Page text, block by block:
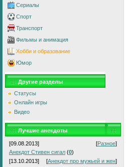
Сериалы
Спорт
Транспорт
Фильмы и анимация
Хобби и образование
Юмор
Другие разделы
Статусы
Онлайн игры
Видео
Лучшие анекдоты
[09.08.2013] [Разное]
Анекдот Стивен сигал (0)
[13.10.2013]
[Анекдот про мужьей и жен]